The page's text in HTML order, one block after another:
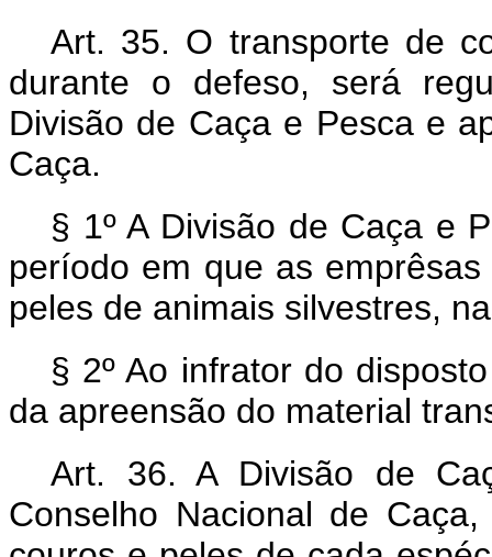
Art. 35. O transporte de
durante o defeso, será
Divisão de Caça e Pesca e
Caça.
§ 1º A Divisão de Caça e
período em que as
peles de animais silvestres,
§ 2º Ao infrator do
da apreensão do material
Art. 36. A Divisão de
Conselho Nacional de